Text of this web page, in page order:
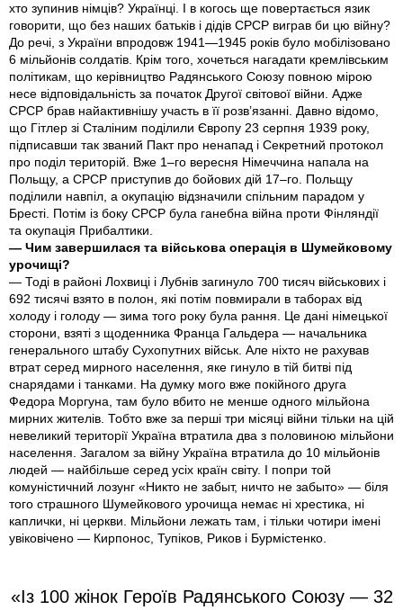
хто зупинив німців? Українці. І в когось ще повертається язик
говорити, що без наших батьків і дідів СРСР виграв би цю війну?
До речі, з України впродовж 1941—1945 років було мобілізовано
6 мільйонів солдатів. Крім того, хочеться нагадати кремлівським
політикам, що керівництво Радянського Союзу повною мірою
несе відповідальність за початок Другої світової війни. Адже
СРСР брав найактивнішу участь в її розв’язанні. Давно відомо,
що Гітлер зі Сталіним поділили Європу 23 серпня 1939 року,
підписавши так званий Пакт про ненапад і Секретний протокол
про поділ територій. Вже 1–го верес­ня Німеччина напала на
Польщу, а СРСР приступив до бойових дій 17–го. Польщу
поділили навпіл, а окупацію відзначили спільним парадом у
Бресті. Потім із боку СРСР була ганебна війна проти Фінляндії
та окупація Прибалтики.
— Чим завершилася та військова операція в Шумейковому
урочищі?
— Тоді в районі Лохвиці і Лубнів загинуло 700 тисяч військових і
692 тисячі взято в полон, які потім повмирали в таборах від
холоду і голоду — зима того року була рання. Це дані німецької
сторони, взяті з щоден­ника Франца Гальдера — начальника
генерального штабу Сухопутних військ. Але ніхто не рахував
втрат серед мирного населення, яке гинуло в тій битві під
снарядами і танками. На думку мого вже покійного друга
Федора Моргуна, там було вбито не менше одного мільйона
мирних жителів. Тобто вже за перші три місяці війни тільки на цій
невеликий території Україна втратила два з половиною мільйони
населення. Загалом за війну Україна втратила до 10 мільйонів
людей — найбільше серед усіх країн світу. І попри той
комуністичний лозунг «Никто не забыт, ничто не забыто» — біля
того страшного Шумейкового урочища немає ні хрестика, ні
каплички, ні церкви. Мільйони лежать там, і тільки чотири імені
увіковічено — Кирпонос, Тупіков, Риков і Бурмістенко.
«Із 100 жінок Героїв Радянського Союзу — 32